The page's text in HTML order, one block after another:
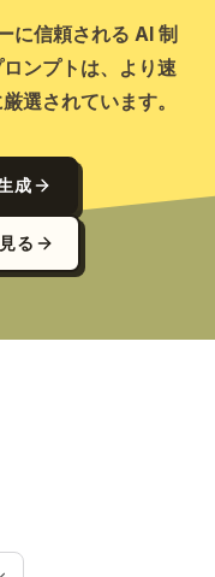
に信頼される AI 制
ンプトは、より速
選されています。
成
る